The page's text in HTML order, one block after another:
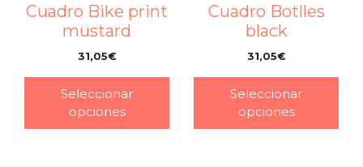
Cuadro Bike print
mustard
31,05€
Seleccionar
opciones
Cuadro Botlles
black
31,05€
Seleccionar
opciones